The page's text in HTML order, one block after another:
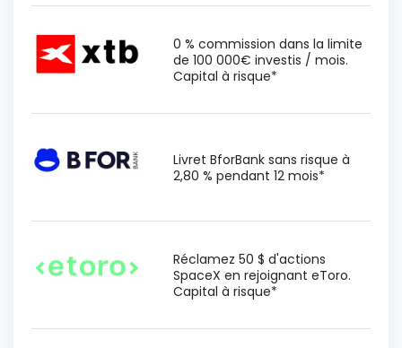
0 % commission dans la limite
de 100 000€ investis / mois.
Capital à risque*
Livret BforBank sans risque à
2,80 % pendant 12 mois*
Réclamez 50 $ d'actions
SpaceX en rejoignant eToro.
Capital à risque*